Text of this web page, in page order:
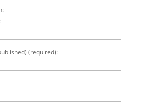
(required):